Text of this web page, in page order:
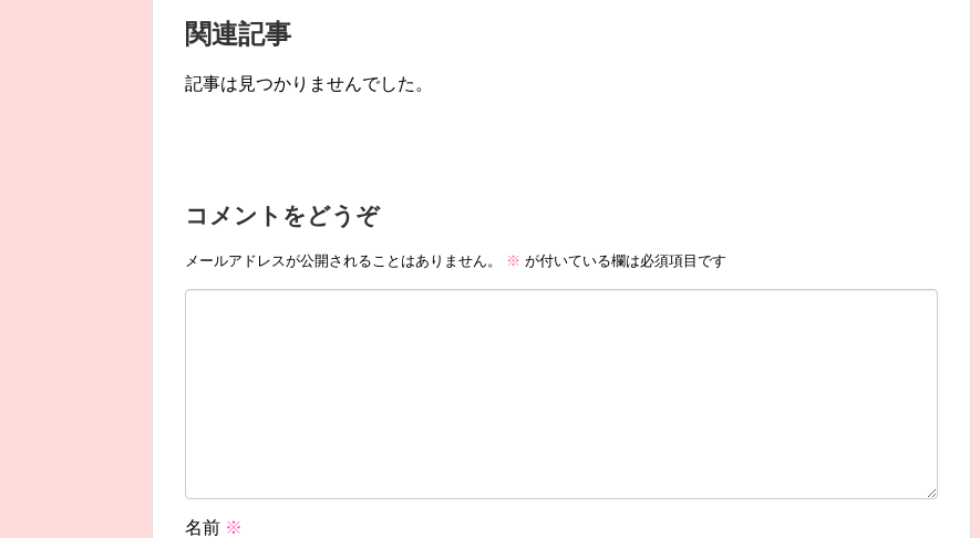
関連記事
記事は見つかりませんでした。
コメントをどうぞ
メールアドレスが公開されることはありません。 ※ が付いている欄は必須項目です
名前 ※